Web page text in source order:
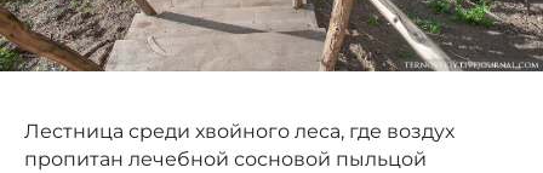
Лестница среди хвойного леса, где воздух
пропитан лечебной сосновой пыльцой